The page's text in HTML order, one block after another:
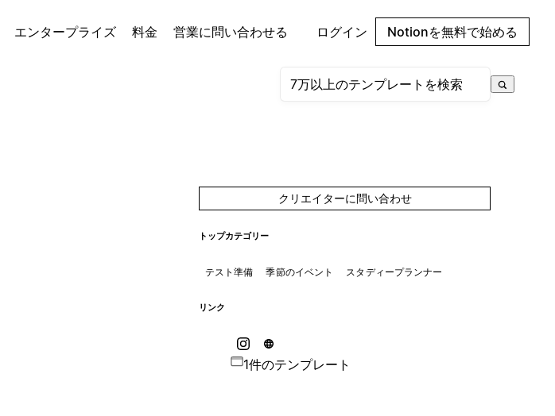
エンタープライズ 料金 営業に問い合わせる ログイン Notionを無料で始める
クリエイターに問い合わせ
トップカテゴリー
テスト準備 季節のイベント スタディープランナー
リンク
1件のテンプレート